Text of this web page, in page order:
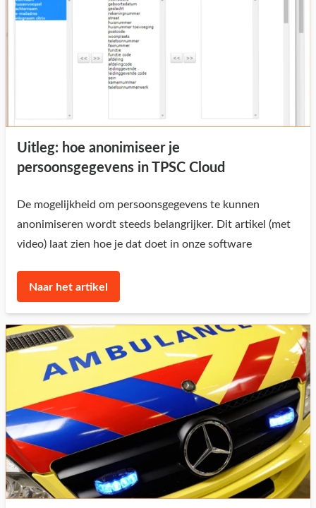
Uitleg: hoe anonimiseer je
persoonsgegevens in TPSC Cloud
De mogelijkheid om persoonsgegevens te kunnen
anonimiseren wordt steeds belangrijker. Dit artikel (met
video) laat zien hoe je dat doet in onze software
Naar het artikel